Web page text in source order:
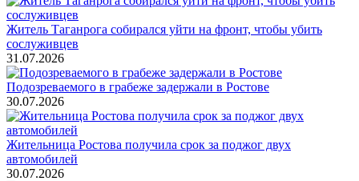
Житель Таганрога собирался уйти на фронт, чтобы убить
сослуживцев
31.07.2026
Подозреваемого в грабеже задержали в Ростове
30.07.2026
Жительница Ростова получила срок за поджог двух
автомобилей
30.07.2026